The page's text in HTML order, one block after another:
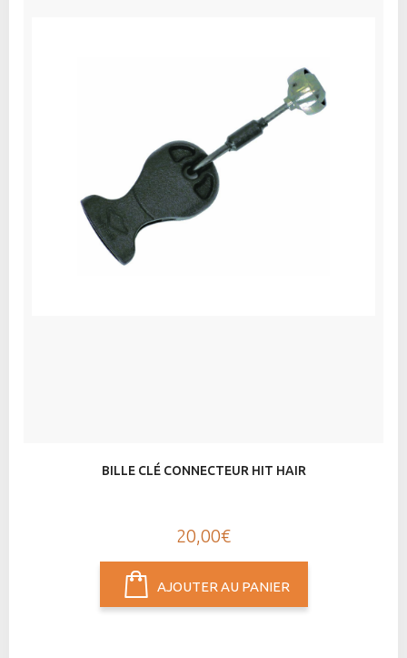
BILLE CLÉ CONNECTEUR HIT HAIR
20,00€
AJOUTER AU PANIER